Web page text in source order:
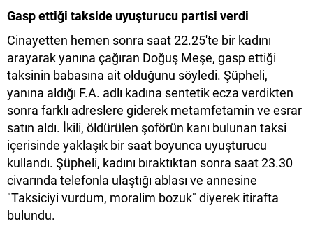
Gasp ettiği takside uyuşturucu partisi verdi
Cinayetten hemen sonra saat 22.25'te bir kadını
arayarak yanına çağıran Doğuş Meşe, gasp ettiği
taksinin babasına ait olduğunu söyledi. Şüpheli,
yanına aldığı F.A. adlı kadına sentetik ecza verdikten
sonra farklı adreslere giderek metamfetamin ve esrar
satın aldı. İkili, öldürülen şoförün kanı bulunan taksi
içerisinde yaklaşık bir saat boyunca uyuşturucu
kullandı. Şüpheli, kadını bıraktıktan sonra saat 23.30
civarında telefonla ulaştığı ablası ve annesine
"Taksiciyi vurdum, moralim bozuk" diyerek itirafta
bulundu.